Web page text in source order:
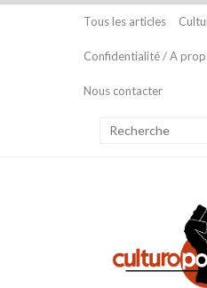
Tous les articles
Confidentialité / A
Nous contacter